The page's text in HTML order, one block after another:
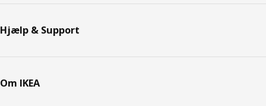
Hjælp & Support
Om IKEA